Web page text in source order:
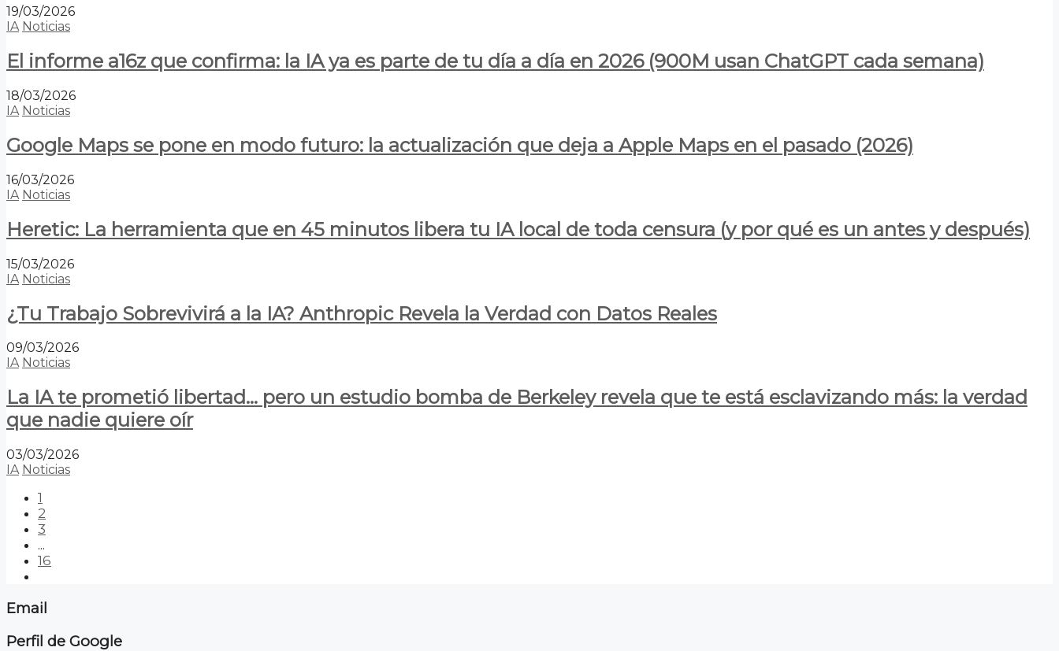
19/03/2026
IA Noticias
El informe a16z que confirma: la IA ya es parte de tu día a día en 2026 (900M usan ChatGPT cada semana)
18/03/2026
IA Noticias
Google Maps se pone en modo futuro: la actualización que deja a Apple Maps en el pasado (2026)
16/03/2026
IA Noticias
Heretic: La herramienta que en 45 minutos libera tu IA local de toda censura (y por qué es un antes y después)
15/03/2026
IA Noticias
¿Tu Trabajo Sobrevivirá a la IA? Anthropic Revela la Verdad con Datos Reales
09/03/2026
IA Noticias
La IA te prometió libertad… pero un estudio bomba de Berkeley revela que te está esclavizando más: la verdad
que nadie quiere oír
03/03/2026
IA Noticias
1
2
3
...
16
Email
Perfil de Google